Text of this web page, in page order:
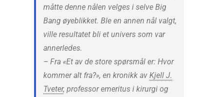
måtte denne nålen velges i selve Big
Bang øyeblikket. Ble en annen nål valgt,
ville resultatet bli et univers som var
annerledes.
– Fra «Et av de store spørsmål er: Hvor
kommer alt fra?», en kronikk av Kjell J.
Tveter, professor emeritus i kirurgi og